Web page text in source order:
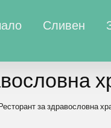
Сливен
за здравословна